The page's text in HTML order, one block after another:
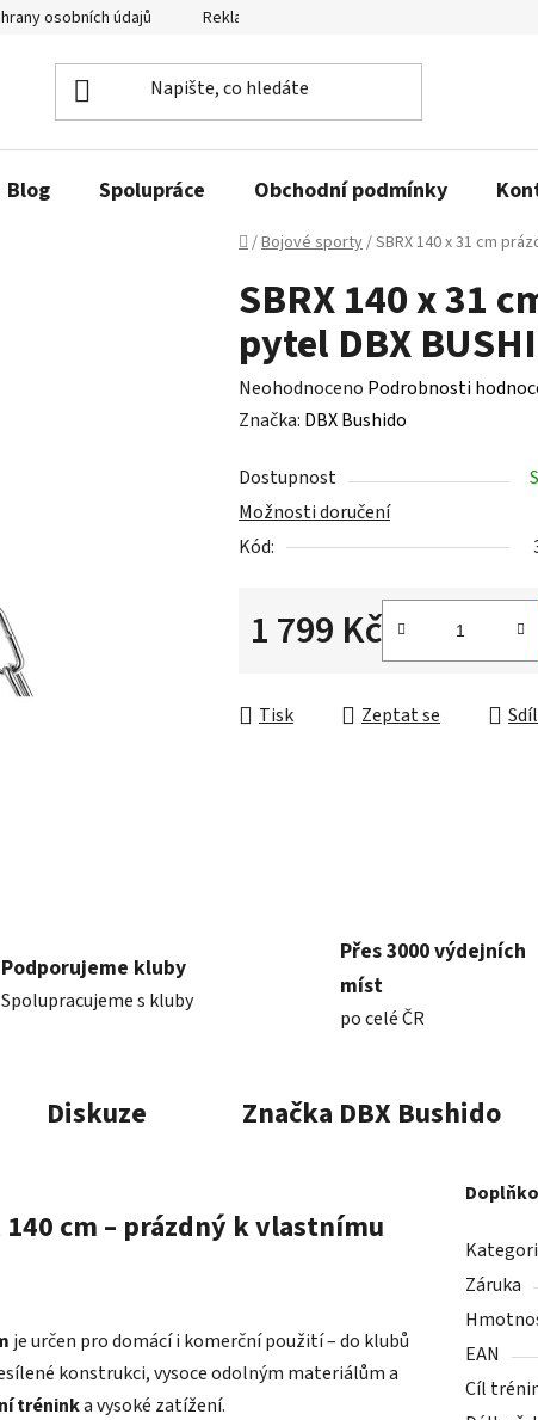
osobních údajů Reklamační řád a odstoupení od smlouvy
Blog Spolupráce Obchodní podmínky
Domů
/Bojové sporty/SBRX 140 x 31 cm
SBRX 140 x 31
pytel DBX
Průměrné
hodnocení
je
0,0
z
hvězdiček.
Neohodnoceno Podrobnosti
Značka: DBX Bushido
Dostupnost
Možnosti doručení
Kód:
1 799 Kč
Tisk Zeptat se
Podporujeme kluby
Spolupracujeme s kluby
Přes 3000 výdejních
míst
po celé ČR
Diskuze Značka DBX Bushido
140 cm – prázdný k vlastnímu
je určen pro domácí i komerční použití – do klubů
konstrukci, vysoce odolným materiálům a
tréninka vysoké zatížení.
Záruka
EAN
Cíl